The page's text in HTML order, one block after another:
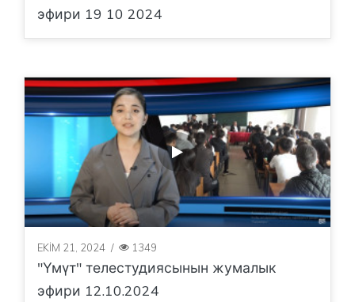
эфири 19 10 2024
EKIM 21, 2024 / 1349
"Үмүт" телестудиясынын жумалык
эфири 12.10.2024